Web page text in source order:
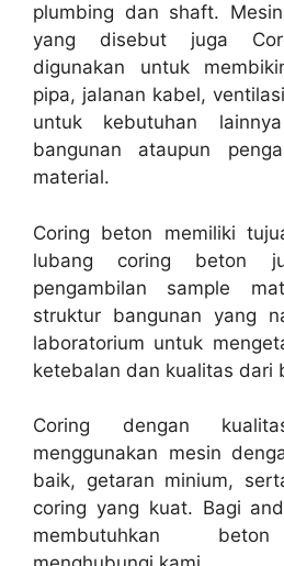
plumbing dan shaft.
yang disebut juga
digunakan untuk
pipa, jalanan kabel,
untuk kebutuhan
bangunan ataupun
material.
Coring beton memiliki
lubang coring beton
pengambilan sample
struktur bangunan yang
laboratorium untuk
ketebalan dan kualitas dari
Coring dengan
menggunakan mesin
baik, getaran minium,
coring yang kuat. Bagi
membutuhkan beton